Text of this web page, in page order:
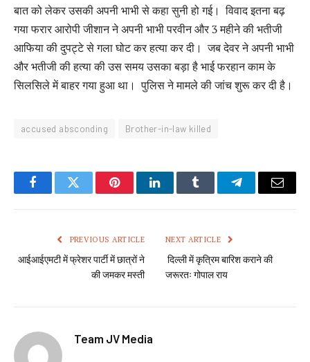
बात को लेकर उसकी अपनी भाभी से कहा सुनी हो गई। विवाद इतना बढ़
गया फरार आरोपी जीशान ने अपनी भाभी परवीन और 3 महीने की भतीजी
आफिया की दुपट्टे से गला घोट कर हत्या कर दी। जब देवर ने अपनी भाभी
और भतीजी की हत्या की उस समय उसका बड़ा है भाई फरहान काम के
सिलसिले में बाहर गया हुआ था। पुलिस ने मामले की जांच शुरू कर दी है।
accused absconding Brother-in-law killed
FacebookTwitter PinterestLinkedInTumblr TelegramEmail
PREVIOUS ARTICLE
आईआईएमटी में फ्रेशर पार्टी में छात्रों ने
की जमकर मस्ती
NEXT ARTICLE
दिल्ली में कृत्रिम बारिश कराने की
जरूरतः गोपाल राय
Team JV Media